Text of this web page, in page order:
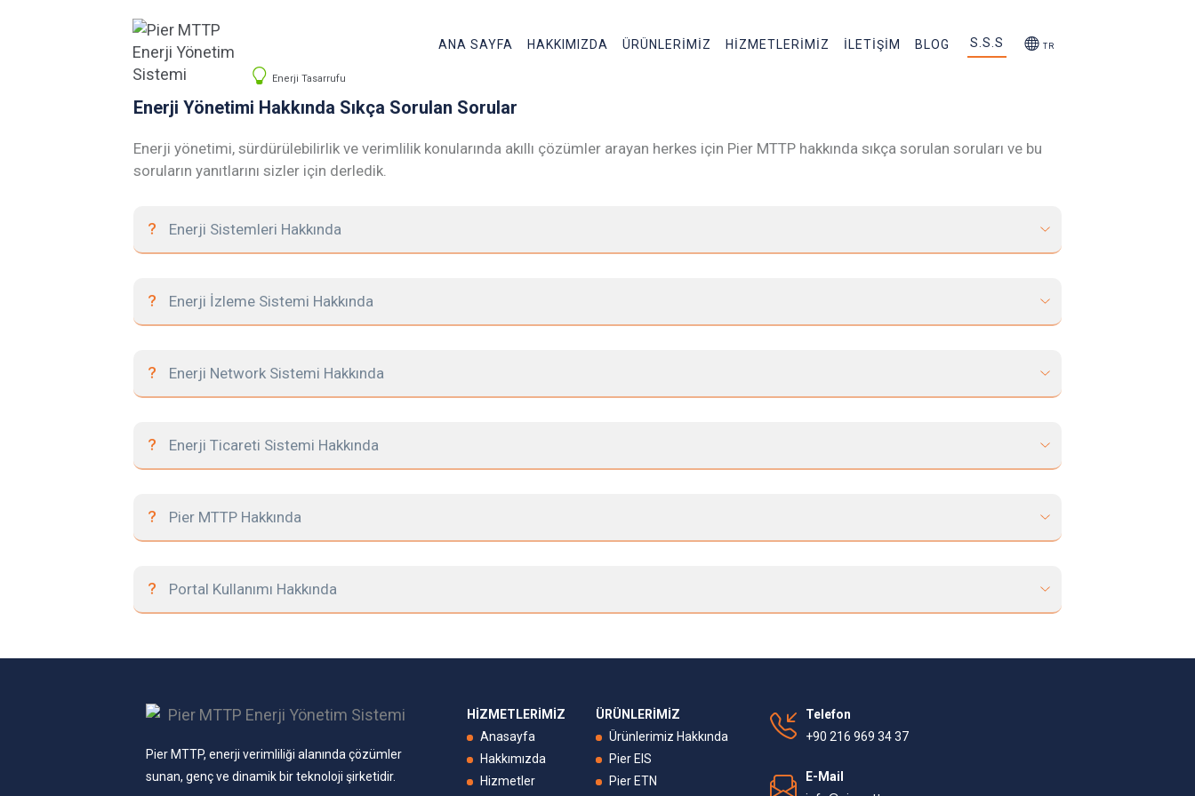
Enerji Tasarrufu
ANA SAYFA HAKKIMIZDA ÜRÜNLERİMİZ HİZMETLERİMİZ İLETİŞİM BLOG S.S.S TR
Enerji Yönetimi Hakkında Sıkça Sorulan Sorular
Enerji yönetimi, sürdürülebilirlik ve verimlilik konularında akıllı çözümler arayan herkes için Pier MTTP hakkında sıkça sorulan soruları ve bu
soruların yanıtlarını sizler için derledik.
Enerji Sistemleri Hakkında
Enerji İzleme Sistemi Hakkında
Enerji Network Sistemi Hakkında
Enerji Ticareti Sistemi Hakkında
Pier MTTP Hakkında
Portal Kullanımı Hakkında
Pier MTTP, enerji verimliliği alanında çözümler
sunan, genç ve dinamik bir teknoloji şirketidir.
HİZMETLERİMİZ
Anasayfa
Hakkımızda
Hizmetler
ÜRÜNLERİMİZ
Ürünlerimiz Hakkında
Pier EIS
Pier ETN
Telefon
+90 216 969 34 37
E-Mail